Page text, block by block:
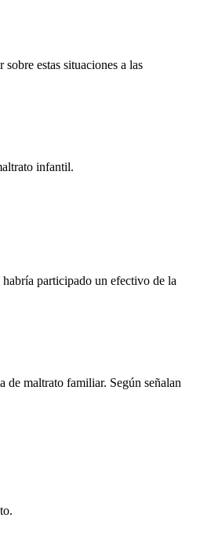
estas situaciones a las
infantil.
participado un efectivo de la
de maltrato familiar. Según señalan